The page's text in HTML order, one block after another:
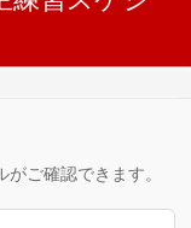
ご確認できます。